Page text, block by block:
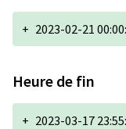
+ 2023-02-21
Heure de fin
+ 2023-03-17